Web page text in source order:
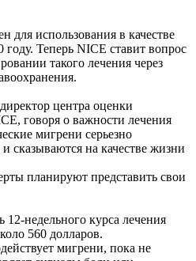
для использования в качестве
году. Теперь NICE ставит вопрос
такого лечения через
центра оценки
говоря о важности лечения
мигрени серьезно
сказываются на качестве жизни
планируют представить свои
недельного курса лечения
560 долларов.
мигрени, пока не